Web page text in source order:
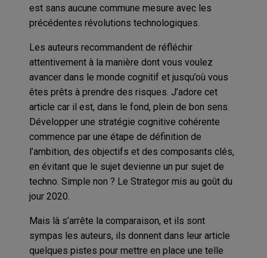
est sans aucune commune mesure avec les
précédentes révolutions technologiques.
Les auteurs recommandent de réfléchir
attentivement à la manière dont vous voulez
avancer dans le monde cognitif et jusqu’où vous
êtes prêts à prendre des risques. J’adore cet
article car il est, dans le fond, plein de bon sens.
Développer une stratégie cognitive cohérente
commence par une étape de définition de
l’ambition, des objectifs et des composants clés,
en évitant que le sujet devienne un pur sujet de
techno. Simple non ? Le Strategor mis au goût du
jour 2020.
Mais là s’arrête la comparaison, et ils sont
sympas les auteurs, ils donnent dans leur article
quelques pistes pour mettre en place une telle